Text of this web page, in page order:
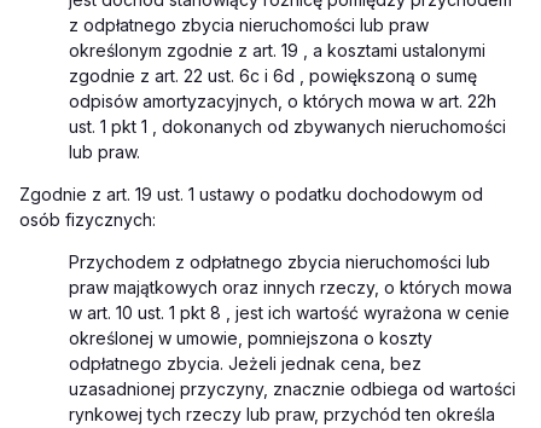
z odpłatnego zbycia nieruchomości lub praw
określonym zgodnie z art. 19 , a kosztami ustalonymi
zgodnie z art. 22 ust. 6c i 6d , powiększoną o sumę
odpisów amortyzacyjnych, o których mowa w art. 22h
ust. 1 pkt 1 , dokonanych od zbywanych nieruchomości
lub praw.
Zgodnie z art. 19 ust. 1 ustawy o podatku dochodowym od
osób fizycznych:
Przychodem z odpłatnego zbycia nieruchomości lub
praw majątkowych oraz innych rzeczy, o których mowa
w art. 10 ust. 1 pkt 8 , jest ich wartość wyrażona w cenie
określonej w umowie, pomniejszona o koszty
odpłatnego zbycia. Jeżeli jednak cena, bez
uzasadnionej przyczyny, znacznie odbiega od wartości
rynkowej tych rzeczy lub praw, przychód ten określa